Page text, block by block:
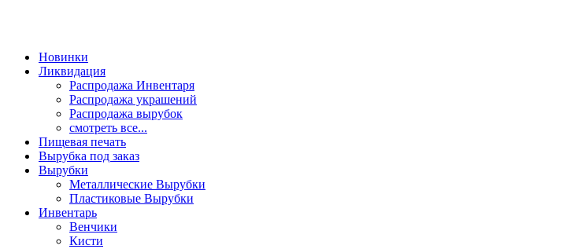
Новинки
Ликвидация
Распродажа Инвентаря
Распродажа украшений
Распродажа вырубок
смотреть все...
Пищевая печать
Вырубка под заказ
Вырубки
Металлические Вырубки
Пластиковые Вырубки
Инвентарь
Венчики
Кисти